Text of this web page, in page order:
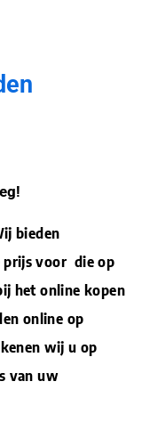
bieden
prijs voor die op
het online kopen
online op
wij u op
van uw